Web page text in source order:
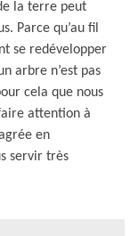
la terre peut
Parce qu’au fil
se redévelopper
arbre n’est pas
cela que nous
attention à
en
servir très